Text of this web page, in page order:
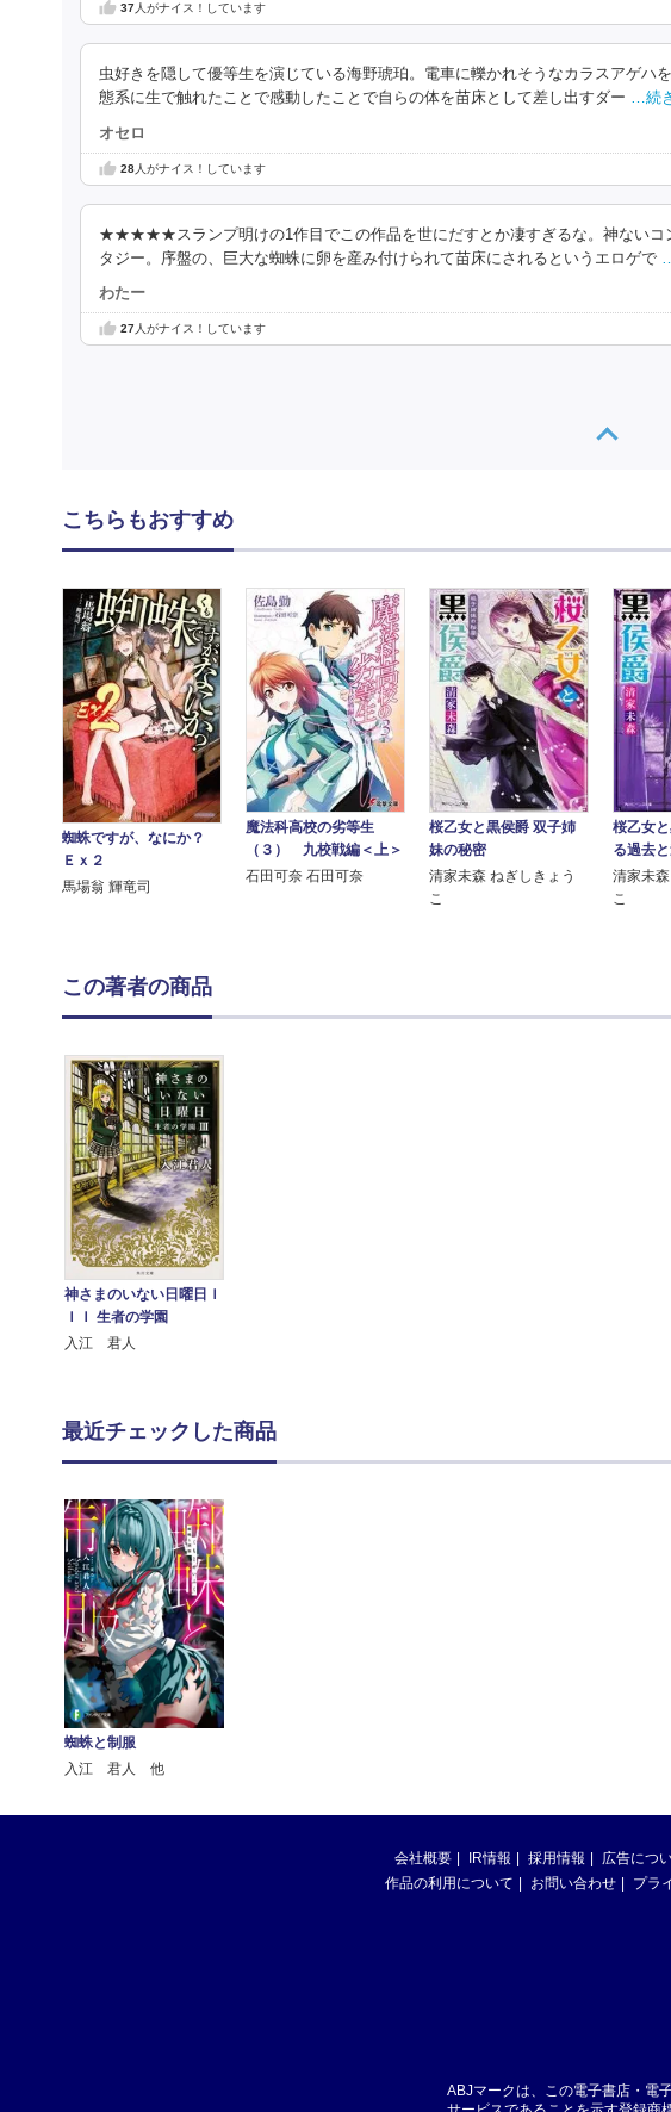
37人がナイス！しています
虫好きを隠して優等生を演じている海野琥珀。電車に轢かれそうなカラスアゲハ
態系に生で触れたことで感動したことで自らの体を苗床として差し出すダー …続
オセロ
28人がナイス！しています
★★★★★スランプ明けの1作目でこの作品を世にだすとか凄すぎるな。神ないコ
タジー。序盤の、巨大な蜘蛛に卵を産み付けられて苗床にされるというエロゲで
わたー
27人がナイス！しています
こちらもおすすめ
蜘蛛ですが、なにか？
Ｅｘ２
馬場翁 輝竜司
魔法科高校の劣等生
（３） 九校戦編＜上＞
石田可奈 石田可奈
桜乙女と黒侯爵 双子姉
妹の秘密
清家未森 ねぎしきょう
こ
桜乙女
る過去
清家未
こ
この著者の商品
神さまのいない日曜日Ｉ
ＩＩ 生者の学園
入江 君人
最近チェックした商品
蜘蛛と制服
入江 君人 他
会社概要 IR情報 採用情報 広告につ
作品の利用について
お問い合わせ プラ
ABJマークは、この電子書店・電